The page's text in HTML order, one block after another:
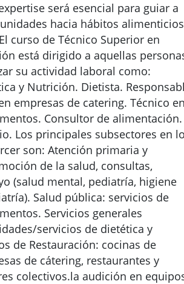
será esencial para guiar a
hacia hábitos alimenticios
curso de Técnico Superior en
está dirigido a aquellas
su actividad laboral como:
y Nutrición. Dietista.
empresas de catering. Técnico
Consultor de alimentación.
Los principales subsectores en
son: Atención primaria y
de la salud, consultas,
(salud mental, pediatría, higiene
Salud pública: servicios de
Servicios generales
servicios de dietética y
de Restauración: cocinas de
de cátering, restaurantes y
colectivos.la audición en